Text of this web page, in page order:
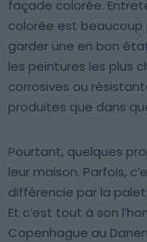
façade colorée.
colorée est beaucoup
garder une en bon
les peintures les plus
corrosives ou
produites que dans
Pourtant, quelques
leur maison. Parfois,
différencie par la
Et c’est tout à son
Copenhague au